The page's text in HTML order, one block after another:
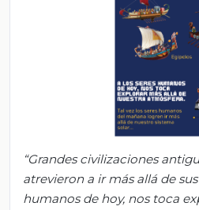
“Grandes civilizaciones
atrevieron a ir más allá de
humanos de hoy, nos toca